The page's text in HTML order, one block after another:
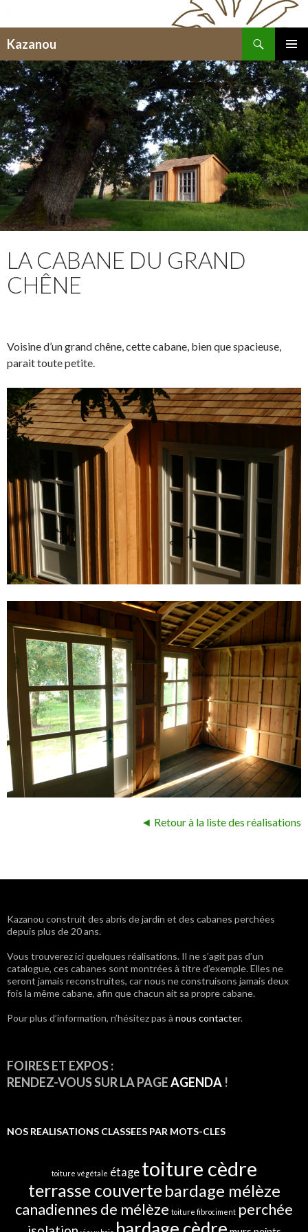
Kazanou
MENU
AU
CONTENU
LA CABANE DU GRAND
CHÊNE
Voisine d’un grand chêne, cette cabane, bien que spacieuse,
parait toute petite.
◄ Retour à la liste des réalisations
Navigation
des
articles
Kazanou construit des abris de jardin et des cabanes perchées
depuis plus de 20 ans.
Vous trouverez ici quelques réalisations. Il ne s’agit pas d’un
catalogue, ces cabanes sont montrées à titre d’exemple. Elles ne
seront jamais reconstruites, car nous ne construisons jamais deux
fois la même cabane, afin que chacun ait sa propre cabane.
Pour plus d’information, n’hésitez pas à nous contacter.
FOIRES ET EXPOS :
RENDEZ-VOUS SUR LA PAGEAGENDA !
NOS REALISATIONS CLASSEES PAR MOTS-CLES
toiture végétale étage toiture cèdre
terrasse couvertebardage mélèze
canadiennes de mélèze toiture fibrociment perchée